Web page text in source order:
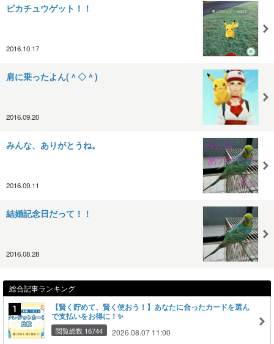
ピカチュウゲット！！
2016.10.17
肩に乗ったよん(＾◇＾)
2016.09.20
みんな、ありがとうね。
2016.09.11
結婚記念日だって！！
2016.08.28
総合記事ランキング
【賢く貯めて、賢く使おう！】あなたに合ったカードを選ん
で支払いをお得に！✨
閲覧総数 16744 2026.08.07 11:00